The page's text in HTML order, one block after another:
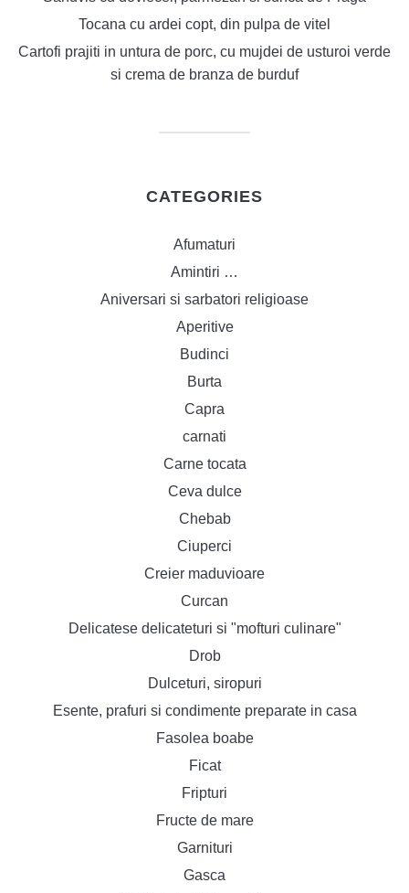
Tocana cu ardei copt, din pulpa de vitel
Cartofi prajiti in untura de porc, cu mujdei de usturoi verde
si crema de branza de burduf
CATEGORIES
Afumaturi
Amintiri …
Aniversari si sarbatori religioase
Aperitive
Budinci
Burta
Capra
carnati
Carne tocata
Ceva dulce
Chebab
Ciuperci
Creier maduvioare
Curcan
Delicatese delicateturi si "mofturi culinare"
Drob
Dulceturi, siropuri
Esente, prafuri si condimente preparate in casa
Fasolea boabe
Ficat
Fripturi
Fructe de mare
Garnituri
Gasca